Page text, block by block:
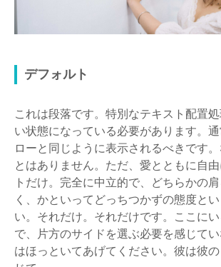
デフォルト
これは段落です。特別なテキスト配置
い状態になっている必要があります。
ローと同じように表示されるべきです
とはありません。ただ、愛とともに自
トだけ。完全に中立的で、どちらかの
く、かといってどっちつかずの態度と
い。それだけ。それだけです。ここに
で、片方のサイドを選ぶ必要を感じて
はほっといてあげてください。彼は彼